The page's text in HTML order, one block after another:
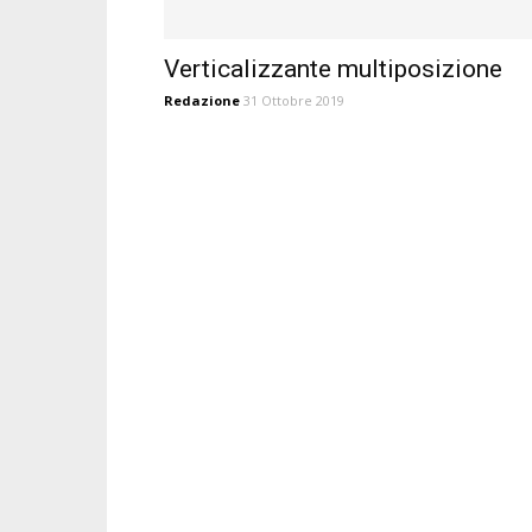
Verticalizzante multiposizione
Redazione 31 Ottobre 2019